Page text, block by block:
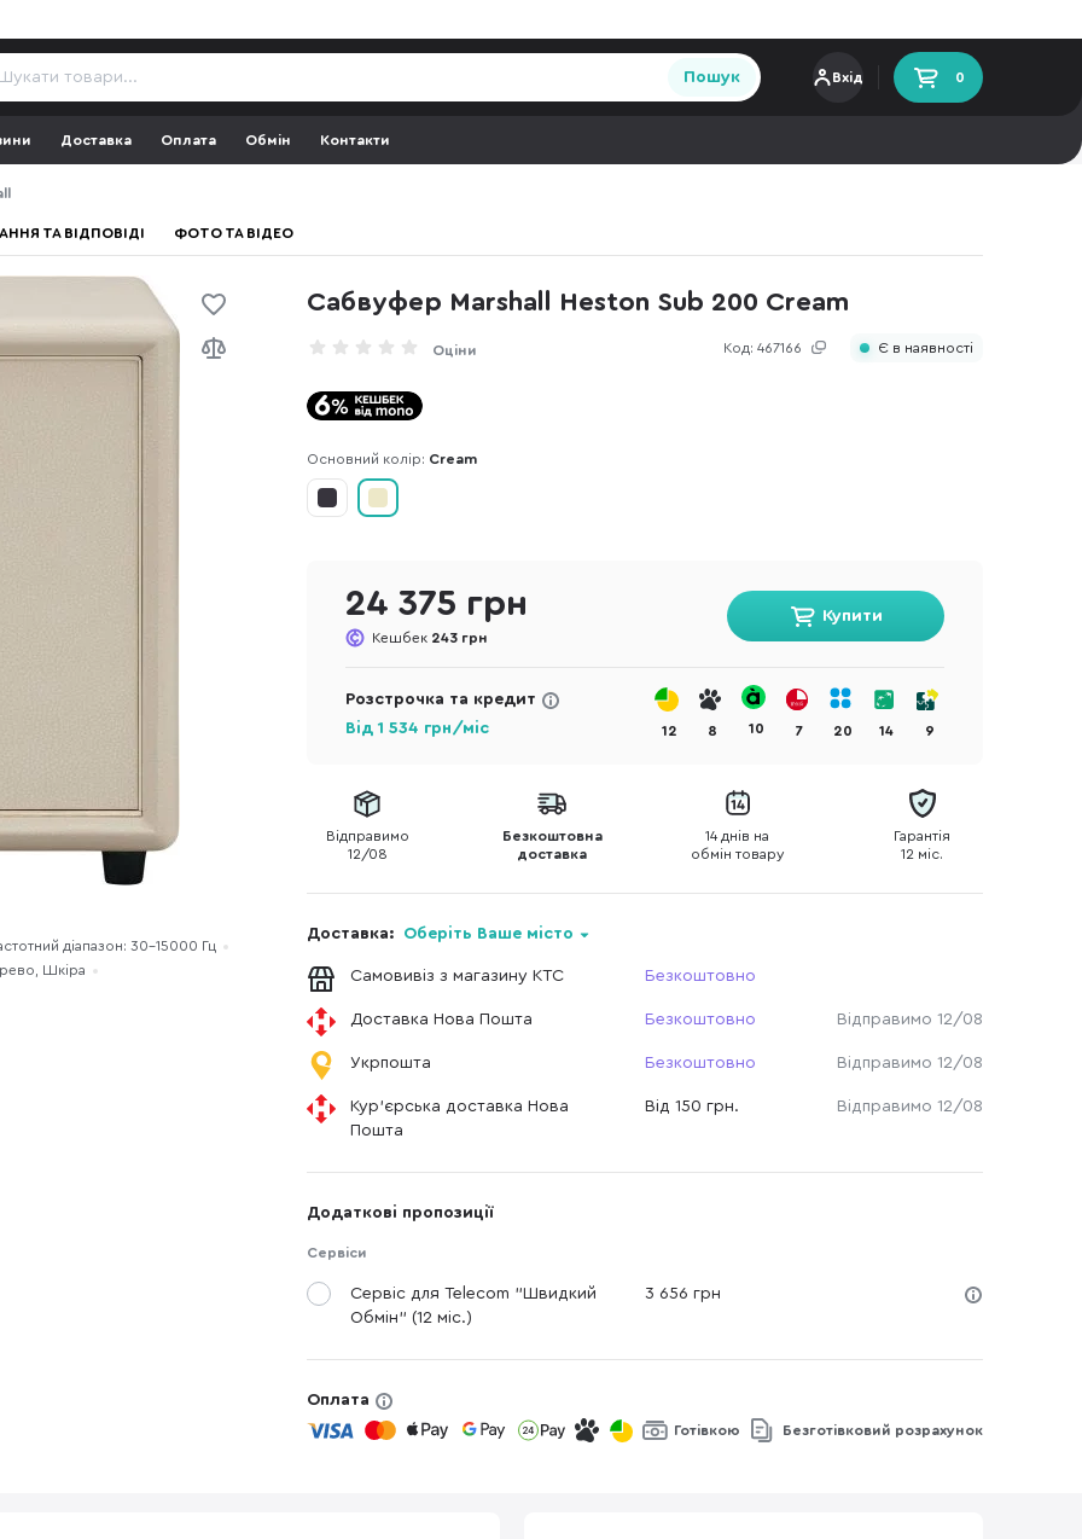
Пошук Вхід 0
Доставка Оплата Обмін Контакти
ТА ВІДПОВІДІ ФОТО ТА ВІДЕО
Сабвуфер Marshall Heston Sub 200 Cream
Код: 467166
Оціни Є в наявності
діапазон: 30-15000 Гц
Шкіра
Основний колір: Cream
24 375 грн
Кешбек 243 грн
Купити
Розстрочка та кредит
Від 1 534 грн/міс 12 8 10 7 20 14 9
Відправимо
12/08
Безкоштовна
доставка
14 днів на
обмін товару
Гарантія
12 міс.
Доставка: Оберіть Ваше місто
Самовивіз з магазину КТС Безкоштовно
Доставка Нова Пошта Безкоштовно Відправимо 12/08
Укрпошта Безкоштовно Відправимо 12/08
Кур'єрська доставка Нова
Пошта
Від 150 грн. Відправимо 12/08
Додаткові пропозиції
Сервіси
Сервіс для Telecom "Швидкий
Обмін" (12 міс.)
3 656 грн
Оплата
Готівкою Безготівковий розрахунок